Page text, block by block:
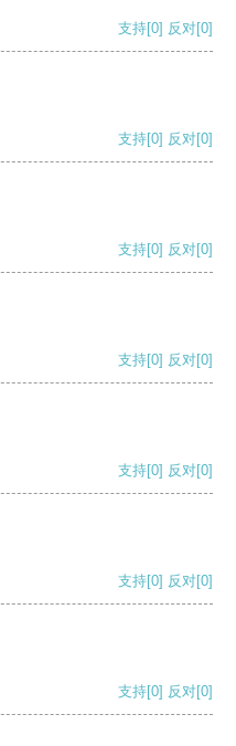
支持[0] 反对[0]
支持[0] 反对[0]
支持[0] 反对[0]
支持[0] 反对[0]
支持[0] 反对[0]
支持[0] 反对[0]
支持[0] 反对[0]